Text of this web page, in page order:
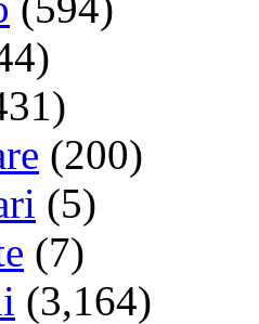
(200)
(5)
(7)
(3,164)